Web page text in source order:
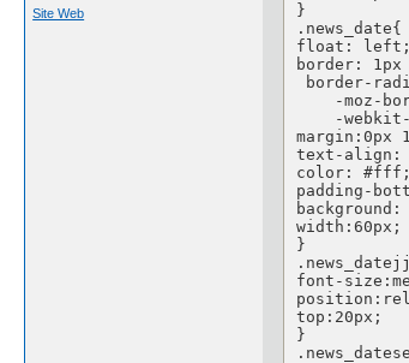
Site Web
}
.news_date{
float: left;
border:
border-
-moz-
-
margin:0px
text-align:
color: #fff;
padding-
background:
width:60px;
}
font-
top:20px;
}